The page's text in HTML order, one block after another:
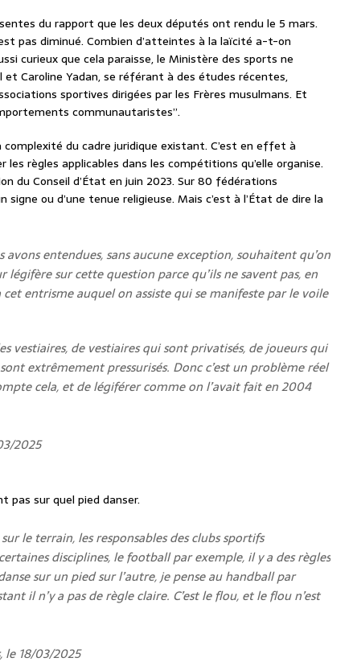
du rapport que les deux députés ont rendu le 5 mars.
pas diminué. Combien d’atteintes à la laïcité a-t-on
curieux que cela paraisse, le Ministère des sports ne
et Caroline Yadan, se référant à des études récentes,
sportives dirigées par les Frères musulmans. Et
communautaristes”.
du cadre juridique existant. C’est en effet à
règles applicables dans les compétitions qu’elle organise.
du Conseil d’État en juin 2023. Sur 80 fédérations
ou d’une tenue religieuse. Mais c’est à l’État de dire la
avons entendues, sans aucune exception, souhaitent qu’on
sur cette question parce qu’ils ne savent pas, en
entrisme auquel on assiste qui se manifeste par le voile
vestiaires, de vestiaires qui sont privatisés, de joueurs qui
extrêmement pressurisés. Donc c’est un problème réel
cela, et de légiférer comme on l’avait fait en 2004
2025
pas sur quel pied danser.
le terrain, les responsables des clubs sportifs
disciplines, le football par exemple, il y a des règles
sur un pied sur l’autre, je pense au handball par
il n’y a pas de règle claire. C’est le flou, et le flou n’est
le 18/03/2025